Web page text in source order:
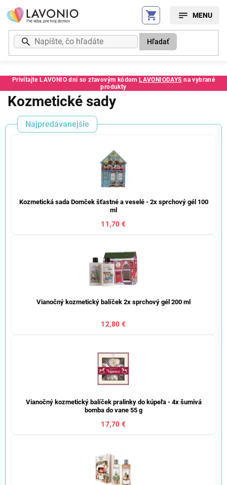
Prejsť
na
obsah
Privítajte LAVONIO dni so zľavovým kódom LAVONIODAYS na vybrané
produkty
Hľadať
Kozmetické sady
Najpredávanejšie
Kozmetická sada Domček šťastné a veselé - 2x sprchový gél 100
ml
11,70 €
Vianočný kozmetický balíček 2x sprchový gél 200 ml
12,80 €
Vianočný kozmetický balíček pralinky do kúpeľa - 4x šumivá
bomba do vane 55 g
17,70 €